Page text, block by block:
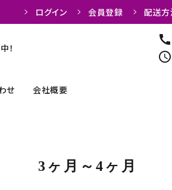
ログイン 会員登録 配送方
！
call
schedule
せ 会社概要
3ヶ月～4ヶ月